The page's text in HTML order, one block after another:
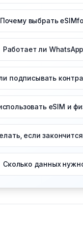
Почему выбрать
Работает ли
подписывать
eSIM и
если
Сколько данных